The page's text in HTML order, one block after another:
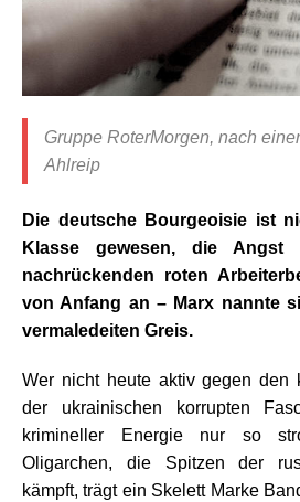
Gruppe RoterMorgen, nach
Ahlreip
Die deutsche Bourgeoisie ist
Klasse gewesen, die
nachrückenden roten
von Anfang an – Marx nannte
vermaledeiten Greis.
Wer nicht heute aktiv gegen den
der ukrainischen korrupten
krimineller Energie nur so
Oligarchen, die Spitzen der
kämpft, trägt ein Skelett Marke